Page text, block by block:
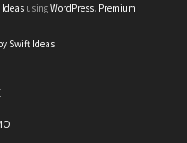
usingWordPress. Premium
Swift Ideas